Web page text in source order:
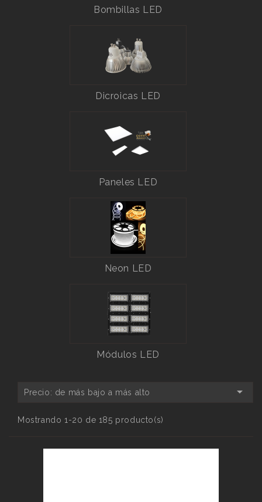
Bombillas LED
Dicroicas LED
Paneles LED
Neon LED
Módulos LED
Precio: de más bajo a más alto 
Mostrando 1-20 de 185 producto(s)